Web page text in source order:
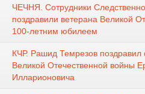
ЧЕЧНЯ. Сотрудники
поздравили ветерана Великой
100-летним юбилеем
КЧР. Рашид Темрезов поздравил
Великой Отечественной войны
Илларионовича